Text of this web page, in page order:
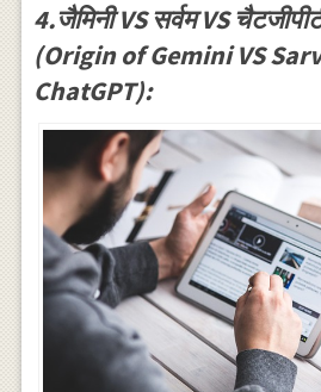
4.जैमिनी VS सर्वम VS
(Origin of Gemini VS
ChatGPT):